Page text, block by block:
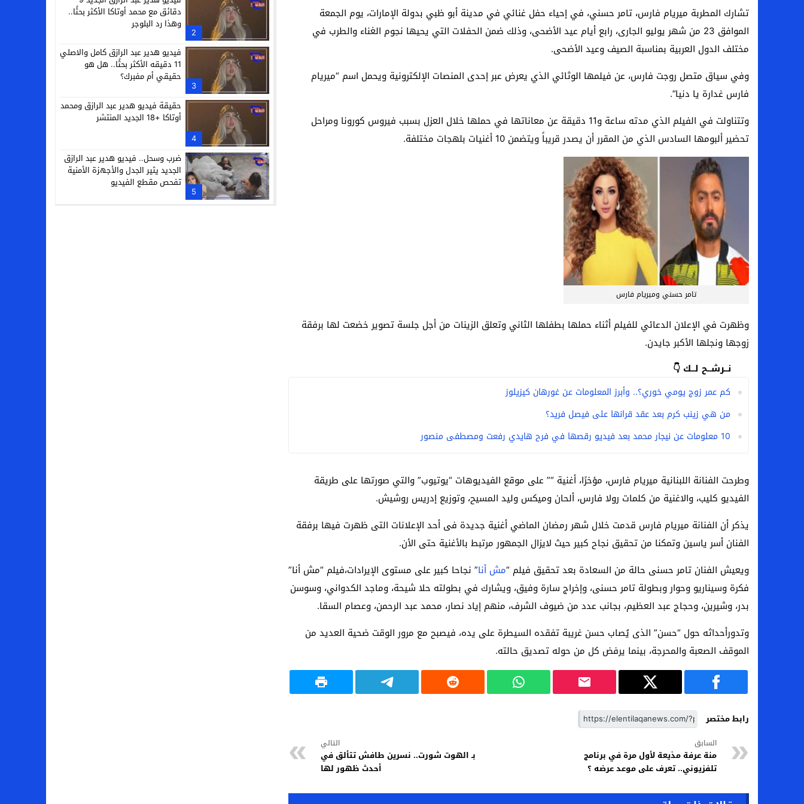
سامو كوستا في معسكر النصر السعودي.. هل انتهت أزمة العالمي المالية؟
إنهاء تعاقد سيف الدين الجزيري مع الزمالك رسميًا
من هي لوز مينديز زوجة إبراهيم دياز بعد خطفها للأنظار؟
الموصل العراقي يعلن ضم المهاجم يوسف أسامة نبيه
تشارك المطربة ميريام فارس، تامر حسني، في إحياء حفل غنائي في مدينة أبو ظبي بدولة الإمارات، يوم الجمعة
الموافق 23 من شهر يوليو الجارى، رابع أيام عيد الأضحى، وذلك ضمن الحفلات التي يحيها نجوم الغناء والطرب في
مختلف الدول العربية بمناسبة الصيف وعيد الأضحى.
وفي سياق متصل روجت فارس، عن فيلمها الوثائي الذي يعرض عبر إحدى المنصات الإلكترونية ويحمل اسم “ميريام
فارس غدارة يا دنيا”.
وتتناولت في الفيلم الذي مدته ساعة و11 دقيقة عن معاناتها في حملها خلال العزل بسبب فيروس كورونا ومراحل
تحضير ألبومها السادس الذي من المقرر أن يصدر قريباً ويتضمن 10 أغنيات بلهجات مختلفة.
تامر حسني وميريام فارس
وظهرت في الإعلان الدعائي للفيلم أثناء حملها بطفلها الثاني وتعلق الزينات من أجل جلسة تصوير خضعت لها برفقة
زوجها ونجلها الأكبر جايدن.
نــرشــح لــك 👇
كم عمر زوج يومي خوري؟.. وأبرز المعلومات عن غورهان كيزيلوز
من هي زينب كرم بعد عقد قرانها على فيصل فريد؟
10 معلومات عن نيجار محمد بعد فيديو رقصها في فرح هايدي رفعت ومصطفى منصور
وطرحت الفنانة اللبنانية ميريام فارس، مؤخرًا، أغنية “” على موقع الفيديوهات “يوتيوب” والتي صورتها على طريقة
الفيديو كليب، والاغنية من كلمات رولا فارس، ألحان وميكس وليد المسيح، وتوزيع إدريس روشيش.
يذكر أن الفنانة ميريام فارس قدمت خلال شهر رمضان الماضي أغنية جديدة فى أحد الإعلانات التى ظهرت فيها برفقة
الفنان أسر ياسين وتمكنا من تحقيق نجاح كبير حيث لايزال الجمهور مرتبط بالأغنية حتى الأن.
ويعيش الفنان تامر حسنى حالة من السعادة بعد تحقيق فيلم “مش أنا” نجاحا كبير على مستوى الإيرادات،فيلم “مش أنا”
فكرة وسيناريو وحوار وبطولة تامر حسنى، وإخراج سارة وفيق، ويشارك في بطولته حلا شيحة، وماجد الكدواني، وسوسن
بدر، وشيرين، وحجاج عبد العظيم، بجانب عدد من ضيوف الشرف، منهم إياد نصار، محمد عبد الرحمن، وعصام السقا.
وتدورأحداثه حول “حسن” الذى يُصاب حسن غريبة تفقده السيطرة على يده، فيصبح مع مرور الوقت ضحية العديد من
الموقف الصعبة والمحرجة، بينما يرفض كل من حوله تصديق حالته.
رابط مختصر
السابق
منة عرفة مذيعة لأول مرة في برنامج
تلفزيوني.. تعرف على موعد عرضه ؟
التالي
بـ الهوت شورت.. نسرين طافش تتألق في
أحدث ظهور لها
2
دقائق مع محمد أوتاكا الأكثر بحثًا..
وهذا رد البلوجر
3
فيديو هدير عبد الرازق كامل والاصلي
11 دقيقه الأكثر بحثًا.. هل هو
حقيقي أم مفبرك؟
4
حقيقة فيديو هدير عبد الرازق ومحمد
أوتاكا +18 الجديد المنتشر
5
ضرب وسحل.. فيديو هدير عبد الرازق
الجديد يثير الجدل والأجهزة الأمنية
تفحص مقطع الفيديو